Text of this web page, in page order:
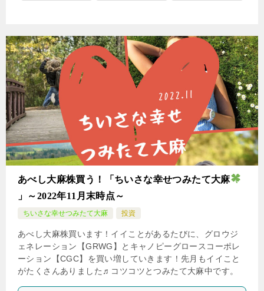
あべし大麻株買う！「ちいさな幸せつみたて大麻
」～2022年11月末時点～
ちいさな幸せつみたて大麻 投資
あべし大麻株買います！イイことがあるたびに、グロウジ
ェネレーション【GRWG】とキャノピーグロースコーポレ
ーション【CGC】を買い増していきます！先月もイイこと
がたくさんありました♬コツコツとつみたて大麻中です。